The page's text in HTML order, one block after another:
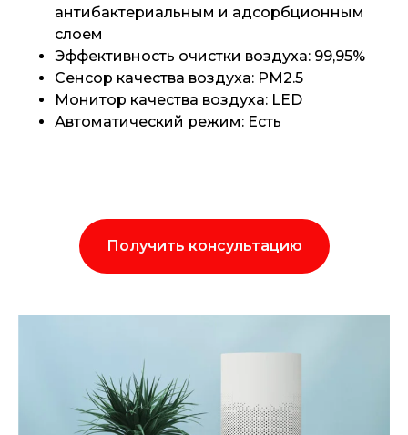
антибактериальным и адсорбционным
слоем
Эффективность очистки воздуха: 99,95%
Сенсор качества воздуха: PM2.5
Монитор качества воздуха: LED
Автоматический режим: Есть
Получить консультацию